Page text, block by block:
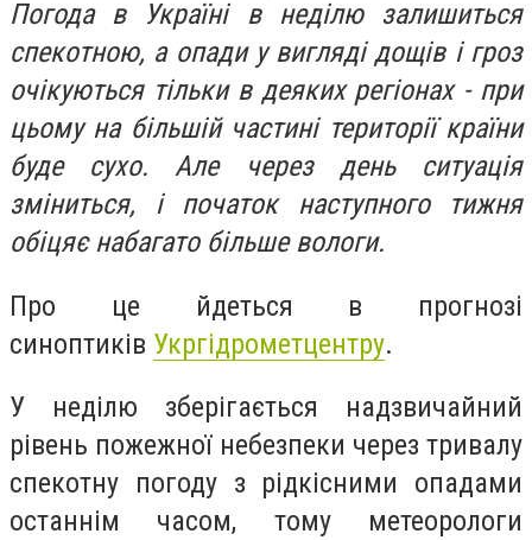
Погода в Україні в неділю залишиться
спекотною, а опади у вигляді дощів і гроз
очікуються тільки в деяких регіонах - при
цьому на більшій частині території країни
буде сухо. Але через день ситуація
зміниться, і початок наступного тижня
обіцяє набагато більше вологи.
Про це йдеться в прогнозі
синоптиків Укргідрометцентру.
У неділю зберігається надзвичайний
рівень пожежної небезпеки через тривалу
спекотну погоду з рідкісними опадами
останнім часом, тому метеорологи